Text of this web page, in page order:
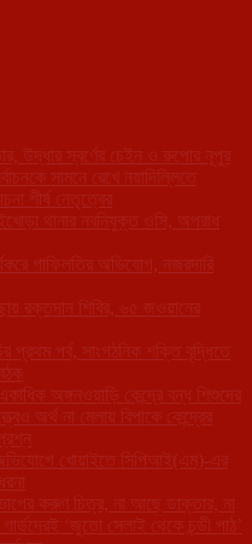
উদ্ধার স্বর্ণের চেইন ও রুপোর নূপুর
সামনে রেখে নয়াদিল্লিতে
শীর্ষ নেতৃত্বের
থানার নবনিযুক্ত ওসি, অপরাধ
গাফিলতির অভিযোগ, নজরদারি
রক্তদান শিবির, ৬৫ জওয়ানের
প্রথম পর্ব, সাংগঠনিক শক্তি বৃদ্ধিতে
অঙ্গনওয়াড়ি কেন্দ্রে বন্ধ শিশুদের
অর্থ না মেলায় বিপাকে কেন্দ্রের
অভিযোগে খোয়াইতে সিপিআই(এম)-এর
করুণ চিত্র, না আছে ডাক্তার, না
‘জুতো সেলাই থেকে চন্ডী পাঠ’